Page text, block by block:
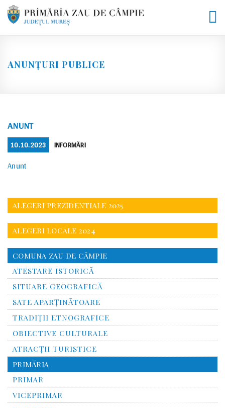
Skip
ANUNȚURI PUBLICE
ANUNT
POSTED
ON
10.10.2023 CATEGORIES
INFORMĂRI
Anunt
ALEGERI PREZIDENTIALE 2025
ALEGERI LOCALE 2024
COMUNA ZAU DE CÂMPIE
ATESTARE ISTORICĂ
SITUARE GEOGRAFICĂ
SATE APARȚINĂTOARE
TRADIȚII ETNOGRAFICE
OBIECTIVE CULTURALE
ATRACȚII TURISTICE
PRIMĂRIA
PRIMAR
VICEPRIMAR